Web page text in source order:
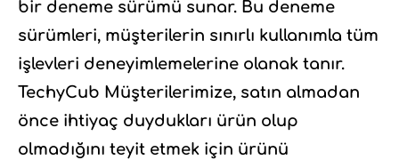
bir deneme sürümü sunar. Bu deneme
sürümleri, müşterilerin sınırlı kullanımla tüm
işlevleri deneyimlemelerine olanak tanır.
TechyCub Müşterilerimize, satın almadan
önce ihtiyaç duydukları ürün olup
olmadığını teyit etmek için ürünü